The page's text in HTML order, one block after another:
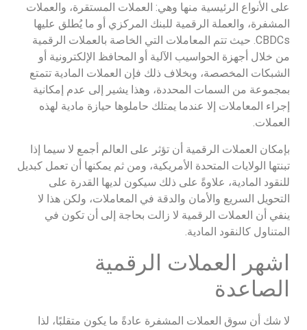
على الأنواع الرئيسية منها وهي: العملات المستقرة، والعملات
المشفرة، والعملة الرقمية للبنك المركزي أو ما يُطلق عليها
CBDCs. حيث تتم المعاملات التي الخاصة بالعملات الرقمية
من خلال أجهزة الحواسيب الآلية أو المحافظ الإلكترونية أو
الشبكات المخصصة، وبخلاف ذلك فإن العملات المادية تتمتع
بمجموعة من السمات المحددة، وهذا يشير إلى عدم إمكانية
إجراء المعاملات إلا عندما يمتلك حاملوها حيازة مادية لهذه
العملات.
بإمكان العملات الرقمية أن تؤثر على العالم أجمع لا سيما إذا
تبنتها الولايات المتحدة الأمريكية، ومن ثم يمكنها أن تعمل كبديل
للنقود المادية، علاوةً على ذلك سيكون لديها القدرة على
التحويل السريع والأمان والدقة في المعاملات، ولكن هذا لا
ينفي أن العملات الرقمية لا زالت بحاجة إلى أن تكون في
المتناول كالنقود المادية.
اشهر العملات الرقمية
الصاعدة
لا شك أن سوق العملات المشفرة عادةً ما يكون متقلبًا، لذا